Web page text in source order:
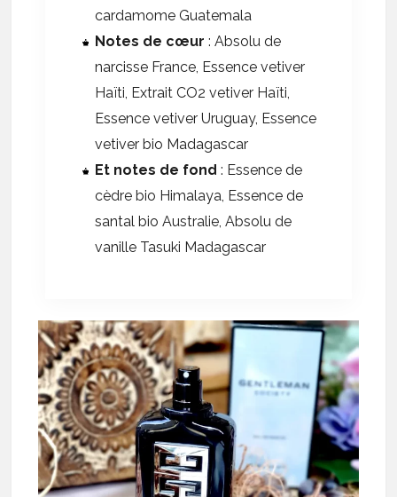
cardamome Guatemala
Notes de cœur : Absolu de
narcisse France, Essence vetiver
Haïti, Extrait CO2 vetiver Haïti,
Essence vetiver Uruguay, Essence
vetiver bio Madagascar
Et notes de fond : Essence de
cèdre bio Himalaya, Essence de
santal bio Australie, Absolu de
vanille Tasuki Madagascar